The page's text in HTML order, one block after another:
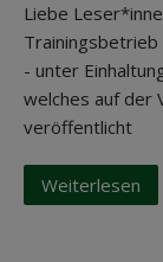
Liebe
- unter
welches auf der
veröffentlicht
Weiterlesen